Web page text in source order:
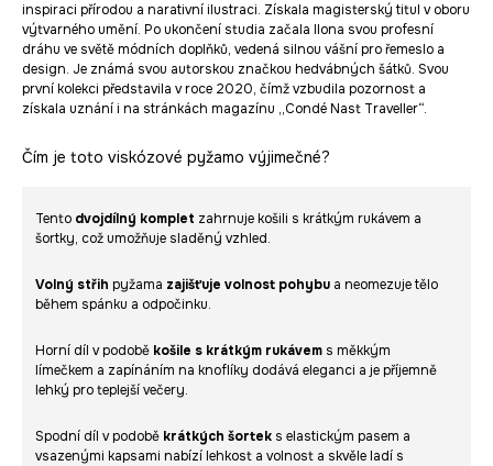
inspiraci přírodou a narativní ilustraci. Získala magisterský titul v oboru
výtvarného umění. Po ukončení studia začala Ilona svou profesní
dráhu ve světě módních doplňků, vedená silnou vášní pro řemeslo a
design. Je známá svou autorskou značkou hedvábných šátků. Svou
první kolekci představila v roce 2020, čímž vzbudila pozornost a
získala uznání i na stránkách magazínu „Condé Nast Traveller“.
Čím je toto viskózové pyžamo výjimečné?
Tento dvojdílný komplet zahrnuje košili s krátkým rukávem a
šortky, což umožňuje sladěný vzhled.
Volný střih pyžama zajišťuje volnost pohybu a neomezuje tělo
během spánku a odpočinku.
Horní díl v podobě košile s krátkým rukávem s měkkým
límečkem a zapínáním na knoflíky dodává eleganci a je příjemně
lehký pro teplejší večery.
Spodní díl v podobě krátkých šortek s elastickým pasem a
vsazenými kapsami nabízí lehkost a volnost a skvěle ladí s